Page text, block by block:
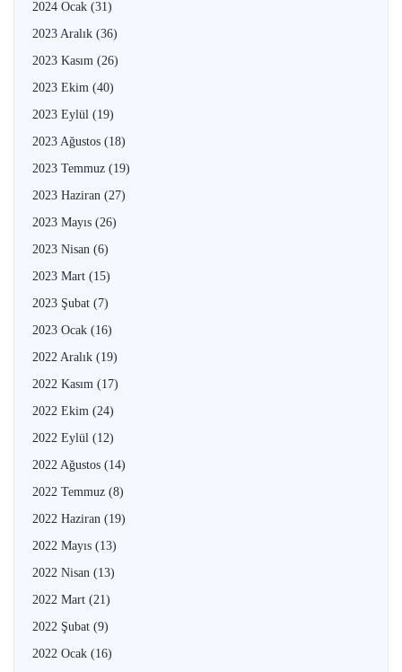
2024 Ocak (31)
2023 Aralık (36)
2023 Kasım (26)
2023 Ekim (40)
2023 Eylül (19)
2023 Ağustos (18)
2023 Temmuz (19)
2023 Haziran (27)
2023 Mayıs (26)
2023 Nisan (6)
2023 Mart (15)
2023 Şubat (7)
2023 Ocak (16)
2022 Aralık (19)
2022 Kasım (17)
2022 Ekim (24)
2022 Eylül (12)
2022 Ağustos (14)
2022 Temmuz (8)
2022 Haziran (19)
2022 Mayıs (13)
2022 Nisan (13)
2022 Mart (21)
2022 Şubat (9)
2022 Ocak (16)